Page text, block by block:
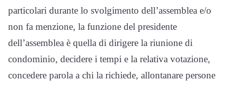
particolari durante lo svolgimento dell’assemblea e/o
non fa menzione, la funzione del presidente
dell’assemblea è quella di dirigere la riunione di
condominio, decidere i tempi e la relativa votazione,
concedere parola a chi la richiede, allontanare persone